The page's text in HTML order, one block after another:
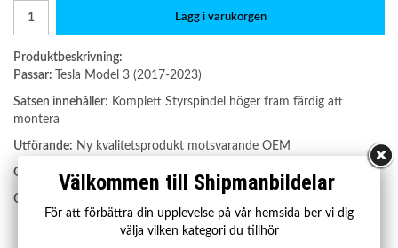
Lägg i varukorgen
Produktbeskrivning:
Passar:
Tesla Model 3 (2017-2023)
Satsen innehåller: Komplett Styrspindel höger fram färdig att
montera
Utförande: Ny kvalitetsprodukt motsvarande OEM
Garanti: 2 år
OE nummer:
Välkommen till Shipmanbildelar
För att förbättra din upplevelse på vår hemsida ber vi dig
välja vilken kategori du tillhör